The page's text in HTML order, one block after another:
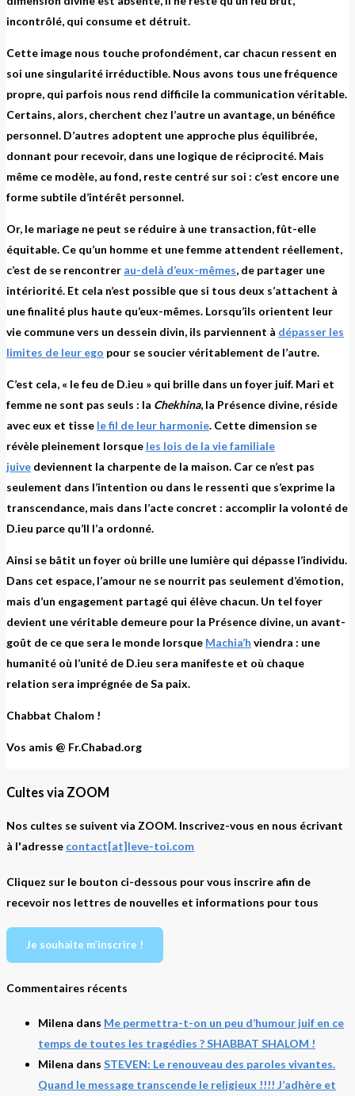
incontrôlé, qui consume et détruit.
Cette image nous touche profondément, car chacun ressent en
soi une singularité irréductible. Nous avons tous une fréquence
propre, qui parfois nous rend difficile la communication véritable.
Certains, alors, cherchent chez l’autre un avantage, un bénéfice
personnel. D’autres adoptent une approche plus équilibrée,
donnant pour recevoir, dans une logique de réciprocité. Mais
même ce modèle, au fond, reste centré sur soi : c’est encore une
forme subtile d’intérêt personnel.
Or, le mariage ne peut se réduire à une transaction, fût-elle
équitable. Ce qu’un homme et une femme attendent réellement,
c’est de se rencontrer au-delà d’eux-mêmes, de partager une
intériorité. Et cela n’est possible que si tous deux s’attachent à
une finalité plus haute qu’eux-mêmes. Lorsqu’ils orientent leur
vie commune vers un dessein divin, ils parviennent à dépasser les
limites de leur ego pour se soucier véritablement de l’autre.
C’est cela, « le feu de D.ieu » qui brille dans un foyer juif. Mari et
femme ne sont pas seuls : la Chekhina, la Présence divine, réside
avec eux et tisse le fil de leur harmonie. Cette dimension se
révèle pleinement lorsque les lois de la vie familiale
juive deviennent la charpente de la maison. Car ce n’est pas
seulement dans l’intention ou dans le ressenti que s’exprime la
transcendance, mais dans l’acte concret : accomplir la volonté de
D.ieu parce qu’Il l’a ordonné.
Ainsi se bâtit un foyer où brille une lumière qui dépasse l’individu.
Dans cet espace, l’amour ne se nourrit pas seulement d’émotion,
mais d’un engagement partagé qui élève chacun. Un tel foyer
devient une véritable demeure pour la Présence divine, un avant-
goût de ce que sera le monde lorsque Machia’h viendra : une
humanité où l’unité de D.ieu sera manifeste et où chaque
relation sera imprégnée de Sa paix.
Chabbat Chalom !
Vos amis @ Fr.Chabad.org
Cultes via ZOOM
Nos cultes se suivent via ZOOM. Inscrivez-vous en nous écrivant
à l'adresse contact[at]leve-toi.com
Cliquez sur le bouton ci-dessous pour vous inscrire afin de
recevoir nos lettres de nouvelles et informations pour tous
Je souhaite m’inscrire !
Commentaires récents
Milena dans Me permettra-t-on un peu d’humour juif en ce
temps de toutes les tragédies ? SHABBAT SHALOM !
Milena dans STEVEN: Le renouveau des paroles vivantes.
Quand le message transcende le religieux !!!! J’adhère et